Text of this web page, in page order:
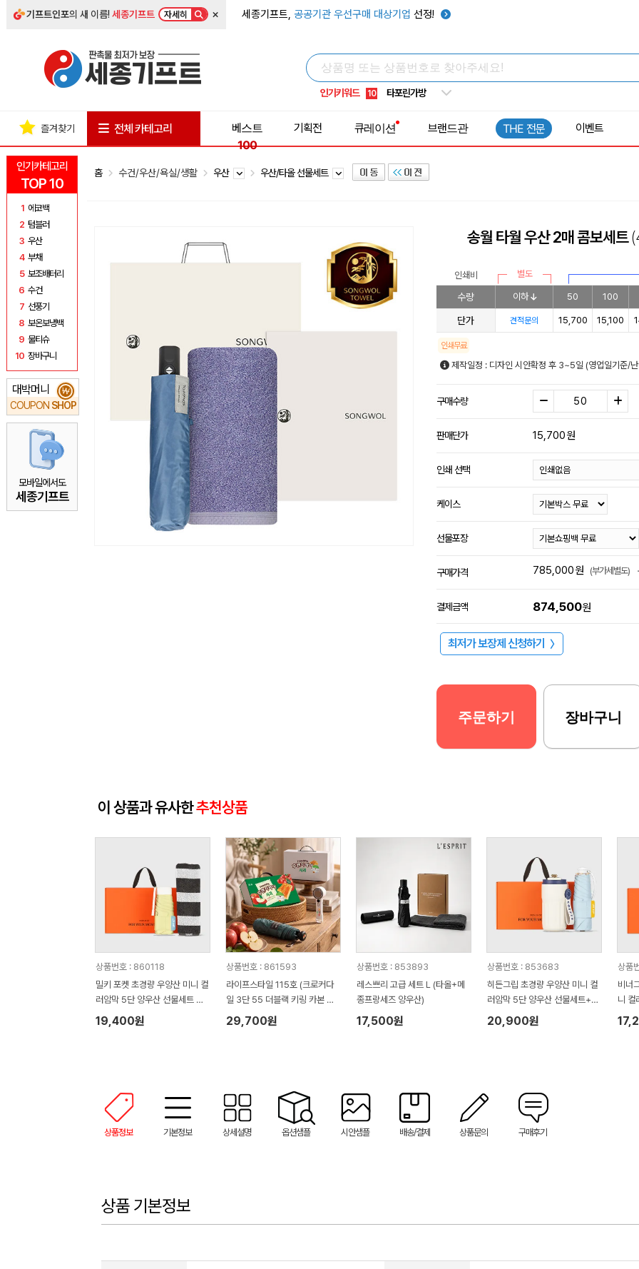
기프트인포의 새 이름!세종기프트 자세히 × 세종기프트, 공공기관 우선구매 대상기업 선정!
인기키워드
6 우산
9 넥쿨러
10 타포린가방
인기카테고리
TOP 10
1 에코백
2 텀블러
3 우산
4 부채
5 보조배터리
6 수건
7 선풍기
8 보온보냉백
9 물티슈
10 장바구니
대박머니
COUPON SHOP
₩
모바일에서도
세종기프트
즐겨찾기 전체 카테고리
베스트
100
기획전 큐레이션 브랜드관 THE 전문 이벤트
홈 수건/우산/욕실/생활 우산 우산/타올 선물세트
송월 타월 우산 2매 콤보세트
인쇄비 별도
수량 이하 50 100
단가 견적문의 15,700 15,100
인쇄무료
제작일정 : 디자인 시안확정 후 3~5일 (영업일기준/
구매수량
판매단가 15,700원
인쇄 선택
케이스
선물포장
구매가격 785,000원 (부가세별도)
결제금액 874,500원
최저가 보장제 신청하기 〉
주문하기 장바구니
이 상품과 유사한추천상품
상품번호 : 860118
밀키 포켓 초경량 우양산 미니 컬
러암막 5단 양우산 선물세트 답
례품+무한타올세트 그레이 모달
180g 수건세트
19,400원
상품번호 : 861593
라이프스타일 115호 (크로커다
일 3단 55 더블랙 키링 카본 슬
림 암막 양우산 VIP+쿨링선풍
29,700원
상품번호 : 853893
레스쁘리 고급 세트 L (타올+메
종프랑세즈 양우산)
17,500원
상품번호 : 853683
히든그립 초경량 우양산 미니 컬
러암막 5단 양우산 선물세트+LE
D디지털 온도계 스트랩 스텐텀
블러 460ml
20,900원
상품
비너
니 컬
트+
50g
상품정보 기본정보 상세설명 옵션샘플 시안샘플 배송/결제 상품문의 구매후기
상품 기본정보